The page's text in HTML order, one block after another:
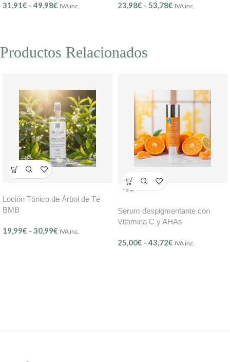
Natural – Illuminant Lift (Ref.
31,91€ - 49,98€ IVA inc. 23,98€ - 53,78€ IVA inc.
Productos Relacionados
Loción Tónico de Árbol de Té
BMB
19,99€ - 30,99€ IVA inc.
-3%
Serum despigmentante con
Vitamina C y AHAs
25,00€ - 43,72€ IVA inc.